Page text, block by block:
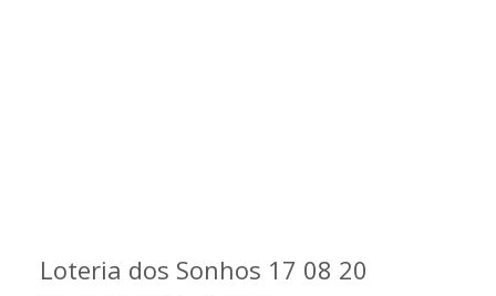
Loteria dos Sonhos 17 08 20